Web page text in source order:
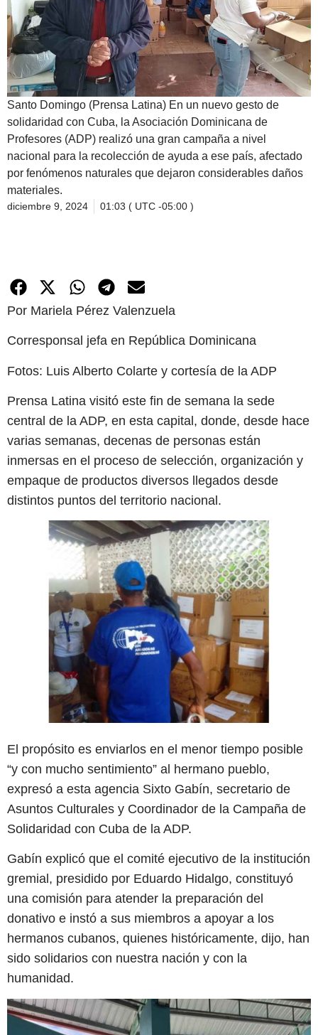
Santo Domingo (Prensa Latina) En un nuevo gesto de
solidaridad con Cuba, la Asociación Dominicana de
Profesores (ADP) realizó una gran campaña a nivel
nacional para la recolección de ayuda a ese país, afectado
por fenómenos naturales que dejaron considerables daños
materiales.
diciembre 9, 2024 01:03 ( UTC -05:00 )
Por Mariela Pérez Valenzuela
Corresponsal jefa en República Dominicana
Fotos: Luis Alberto Colarte y cortesía de la ADP
Prensa Latina visitó este fin de semana la sede
central de la ADP, en esta capital, donde, desde hace
varias semanas, decenas de personas están
inmersas en el proceso de selección, organización y
empaque de productos diversos llegados desde
distintos puntos del territorio nacional.
El propósito es enviarlos en el menor tiempo posible
“y con mucho sentimiento” al hermano pueblo,
expresó a esta agencia Sixto Gabín, secretario de
Asuntos Culturales y Coordinador de la Campaña de
Solidaridad con Cuba de la ADP.
Gabín explicó que el comité ejecutivo de la institución
gremial, presidido por Eduardo Hidalgo, constituyó
una comisión para atender la preparación del
donativo e instó a sus miembros a apoyar a los
hermanos cubanos, quienes históricamente, dijo, han
sido solidarios con nuestra nación y con la
humanidad.